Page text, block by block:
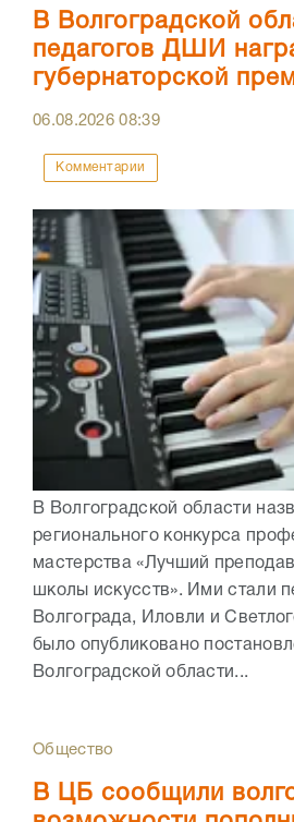
В Волгоградской
педагогов ДШИ
губернаторской
06.08.202608:39
Комментарии
В Волгоградской области
регионального конкурса
мастерства «Лучший
школы искусств». Ими стали
Волгограда, Иловли и
было опубликовано
Волгоградской области...
Общество
В ЦБ сообщили